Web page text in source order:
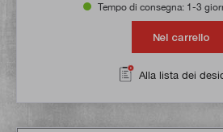
Tempo di consegna: 1-3
Nel carrello
Alla lista dei